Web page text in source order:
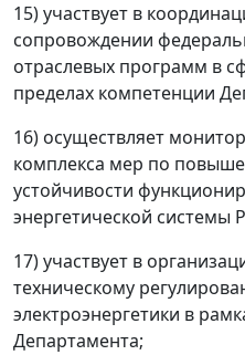
15) участвует в
сопровождении
отраслевых программ в
пределах компетенции
16) осуществляет
комплекса мер по
устойчивости
энергетической системы
17) участвует в
техническому
электроэнергетики в
Департамента;